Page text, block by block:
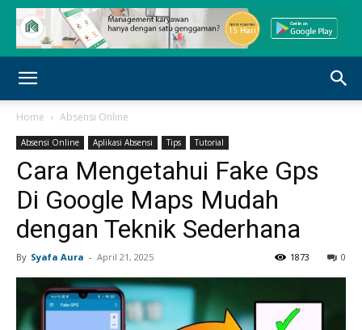
Home Absensi Online
Absensi Online Aplikasi Absensi Tips Tutorial
Cara Mengetahui Fake Gps
Di Google Maps Mudah
dengan Teknik Sederhana
By Syafa Aura - April 21, 2025 0
1873